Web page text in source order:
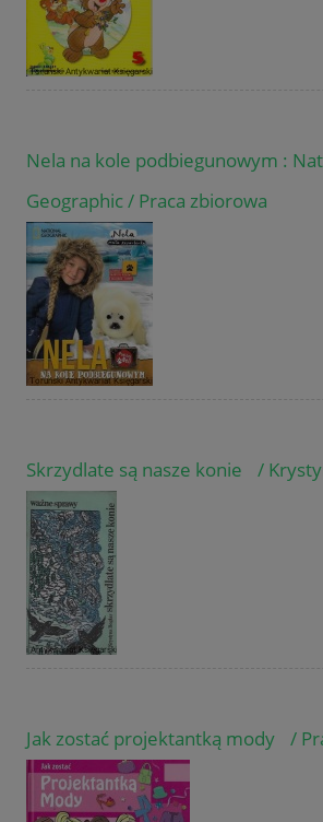
Nela na kole podbiegunowym :
Geographic / Praca zbiorowa
Skrzydlate są nasze konie /
Jak zostać projektantką mody /